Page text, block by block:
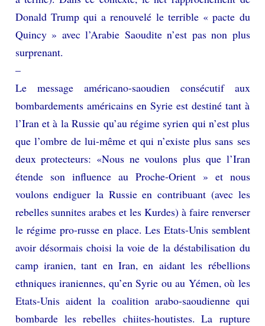
Donald Trump qui a renouvelé le terrible « pacte du
Quincy » avec l’Arabie Saoudite n’est pas non plus
surprenant.
–
Le message américano-saoudien consécutif aux
bombardements américains en Syrie est destiné tant à
l’Iran et à la Russie qu’au régime syrien qui n’est plus
que l’ombre de lui-même et qui n’existe plus sans ses
deux protecteurs: «Nous ne voulons plus que l’Iran
étende son influence au Proche-Orient » et nous
voulons endiguer la Russie en contribuant (avec les
rebelles sunnites arabes et les Kurdes) à faire renverser
le régime pro-russe en place. Les Etats-Unis semblent
avoir désormais choisi la voie de la déstabilisation du
camp iranien, tant en Iran, en aidant les rébellions
ethniques iraniennes, qu’en Syrie ou au Yémen, où les
Etats-Unis aident la coalition arabo-saoudienne qui
bombarde les rebelles chiites-houtistes. La rupture